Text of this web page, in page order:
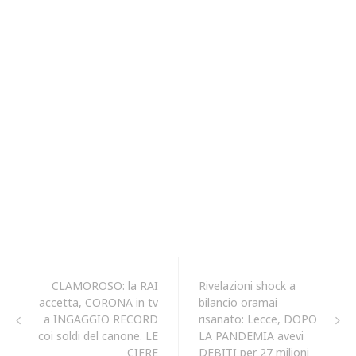
CLAMOROSO: la RAI
accetta, CORONA in tv
a INGAGGIO RECORD
coi soldi del canone. LE
CIFRE
Rivelazioni shock a
bilancio oramai
risanato: Lecce, DOPO
LA PANDEMIA avevi
DEBITI per 27 milioni